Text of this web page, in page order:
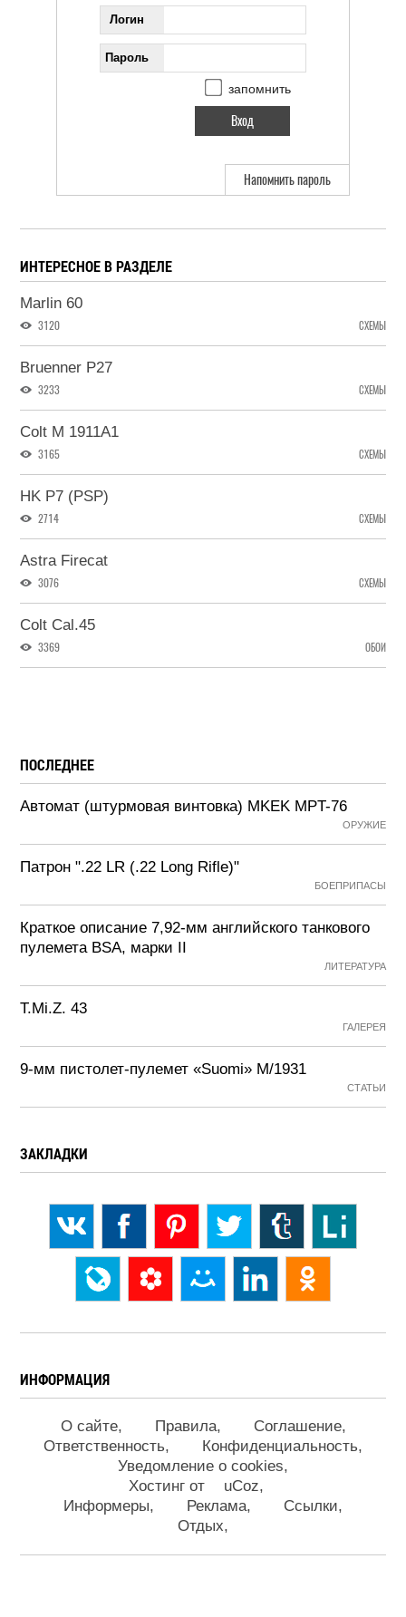
Логин
Пароль
запомнить
Напомнить пароль
ИНТЕРЕСНОЕ В РАЗДЕЛЕ
Marlin 60
3120 СХЕМЫ
Bruenner P27
3233 СХЕМЫ
Colt M 1911A1
3165 СХЕМЫ
HK P7 (PSP)
2714 СХЕМЫ
Astra Firecat
3076 СХЕМЫ
Colt Cal.45
3369 ОБОИ
ПОСЛЕДНЕЕ
Автомат (штурмовая винтовка) MKEK MPT-76
ОРУЖИЕ
Патрон ".22 LR (.22 Long Rifle)"
БОЕПРИПАСЫ
Краткое описание 7,92-мм английского танкового
пулемета BSA, марки II
ЛИТЕРАТУРА
T.Mi.Z. 43
ГАЛЕРЕЯ
9-мм пистолет-пулемет «Suomi» М/1931
СТАТЬИ
ЗАКЛАДКИ
ИНФОРМАЦИЯ
О сайте Правила
Соглашение
Ответственность
Конфиденциальность
Уведомление о cookies
Хостинг от
uCoz
Информеры
Реклама
Ссылки
Отдых